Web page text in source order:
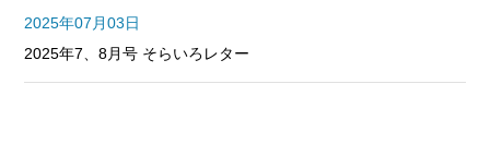
2025年07月03日
2025年7、8月号 そらいろレター